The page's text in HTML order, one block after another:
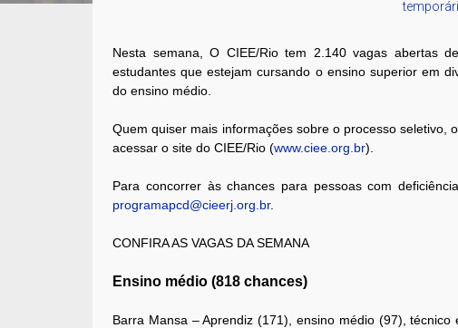
Nesta semana, O CIEE/Rio tem 2.140 vagas abertas
estudantes que estejam cursando o ensino superior em
do ensino médio.
Quem quiser mais informações sobre o processo seletivo,
acessar o site do CIEE/Rio (www.ciee.org.br).
Para concorrer às chances para pessoas com
programapcd@cieerj.org.br.
CONFIRA AS VAGAS DA SEMANA
Ensino médio (818 chances)
Barra Mansa – Aprendiz (171), ensino médio (97),